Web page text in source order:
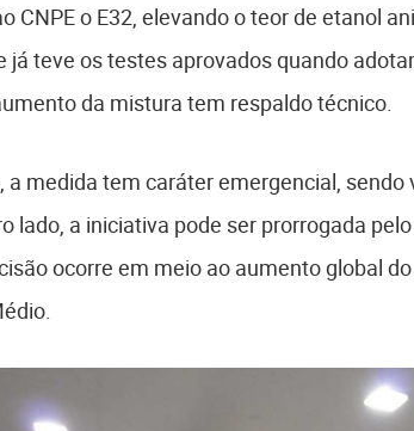
CNPE o E32, elevando o teor de etanol
já teve os testes aprovados quando
da mistura tem respaldo técnico.
a medida tem caráter emergencial, sendo
lado, a iniciativa pode ser prorrogada
ocorre em meio ao aumento global